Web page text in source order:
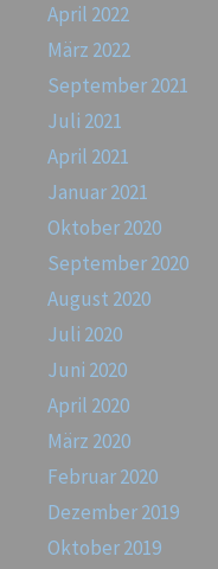
April 2022
März 2022
September 2021
Juli 2021
April 2021
Januar 2021
Oktober 2020
September 2020
August 2020
Juli 2020
Juni 2020
April 2020
März 2020
Februar 2020
Dezember 2019
Oktober 2019